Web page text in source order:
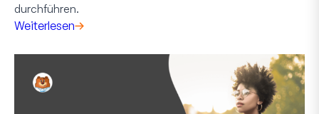
durchführen.
Weiterlesen